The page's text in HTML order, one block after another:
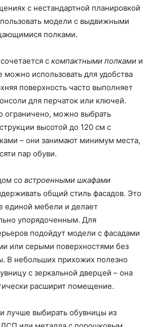
с нестандартной планировкой
модели с выдвижными
полками.
с компактными полками и
можно использовать для удобства
поверхность часто выполняет
для перчаток или ключей.
ограничено, можно выбрать
высотой до 120 см с
– они занимают минимум места,
пар обуви.
со встроенными шкафами
общий стиль фасадов. Это
единой мебели и делает
упорядоченным. Для
подойдут модели с фасадами
или серыми поверхностями без
В небольших прихожих полезно
с зеркальной дверцей – она
расширит помещение.
лучше выбирать обувницы из